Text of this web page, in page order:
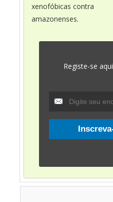
xenofóbicas contra
amazonenses.
Registe-se